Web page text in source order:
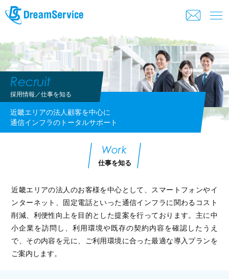
Recruit
採用情報／仕事を知る
近畿エリアの法人顧客を中心に
通信インフラのトータルサポート
Work
仕事を知る
近畿エリアの法人のお客様を中心として、スマートフォンやイ
ンターネット、 固定電話といった通信インフラに関わるコスト
削減、利便性向上を目的とした提案を行っております。 主に中
小企業を訪問し、利用環境や既存の契約内容を確認したうえ
で、 その内容を元に、ご利用環境に合った最適な導入プランを
ご案内します。